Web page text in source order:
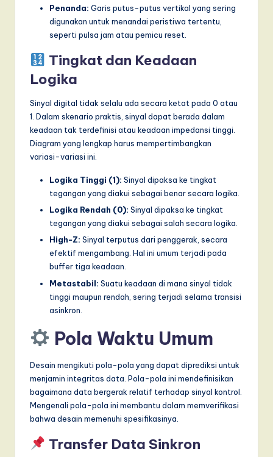
o
Penanda: Garis putus-putus vertikal yang sering
digunakan untuk menandai peristiwa tertentu,
seperti pulsa jam atau pemicu reset.
Tingkat dan Keadaan
Logika
Sinyal digital tidak selalu ada secara ketat pada 0 atau
1. Dalam skenario praktis, sinyal dapat berada dalam
keadaan tak terdefinisi atau keadaan impedansi tinggi.
Diagram yang lengkap harus mempertimbangkan
variasi-variasi ini.
Logika Tinggi (1): Sinyal dipaksa ke tingkat
tegangan yang diakui sebagai benar secara logika.
Logika Rendah (0): Sinyal dipaksa ke tingkat
tegangan yang diakui sebagai salah secara logika.
High-Z: Sinyal terputus dari penggerak, secara
efektif mengambang. Hal ini umum terjadi pada
buffer tiga keadaan.
Metastabil: Suatu keadaan di mana sinyal tidak
tinggi maupun rendah, sering terjadi selama transisi
asinkron.
Pola Waktu Umum
Desain mengikuti pola-pola yang dapat diprediksi untuk
menjamin integritas data. Pola-pola ini mendefinisikan
bagaimana data bergerak relatif terhadap sinyal kontrol.
Mengenali pola-pola ini membantu dalam memverifikasi
bahwa desain memenuhi spesifikasinya.
Transfer Data Sinkron